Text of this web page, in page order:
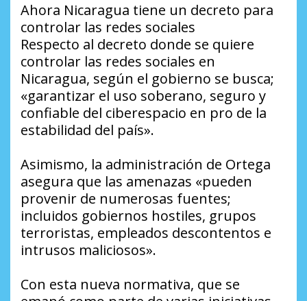
Ahora Nicaragua tiene un decreto para
controlar las redes sociales
Respecto al decreto donde se quiere
controlar las redes sociales en
Nicaragua, según el gobierno se busca;
«garantizar el uso soberano, seguro y
confiable del ciberespacio en pro de la
estabilidad del país».
Asimismo, la administración de Ortega
asegura que las amenazas «pueden
provenir de numerosas fuentes;
incluidos gobiernos hostiles, grupos
terroristas, empleados descontentos e
intrusos maliciosos».
Con esta nueva normativa, que se